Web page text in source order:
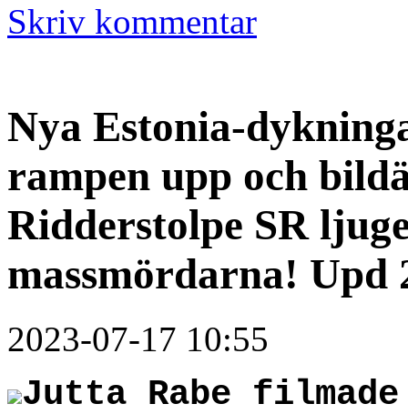
Skriv kommentar
Nya Estonia-
rampen upp och
Ridderstolpe SR
massmördarna! Upd
2023-07-17 10:55
Jutta Rabe